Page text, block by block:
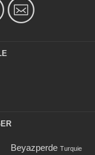
Beyazperde Turquie